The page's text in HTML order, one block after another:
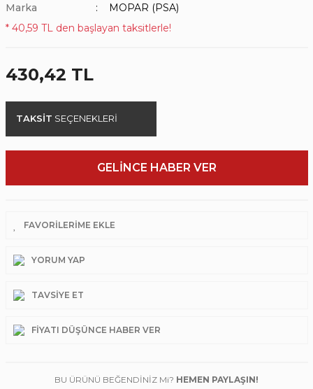
Marka
MOPAR (PSA)
* 40,59 TL den başlayan taksitlerle!
430,42 TL
TAKSİT SEÇENEKLERİ
GELİNCE HABER VER
YORUM YAP
TAVSIYE ET
FIYATI DÜŞÜNCE HABER VER
BU ÜRÜNÜ BEĞENDİNİZ Mi? HEMEN PAYLAŞIN!